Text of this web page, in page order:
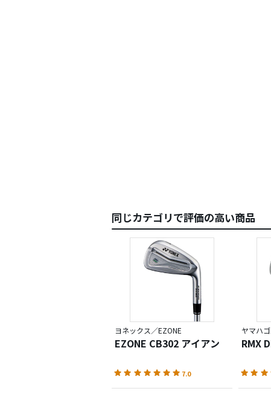
同じカテゴリで評価の高い商品
ヨネックス／EZONE
EZONE CB302 アイアン
7.0
ヤマハ
RMX